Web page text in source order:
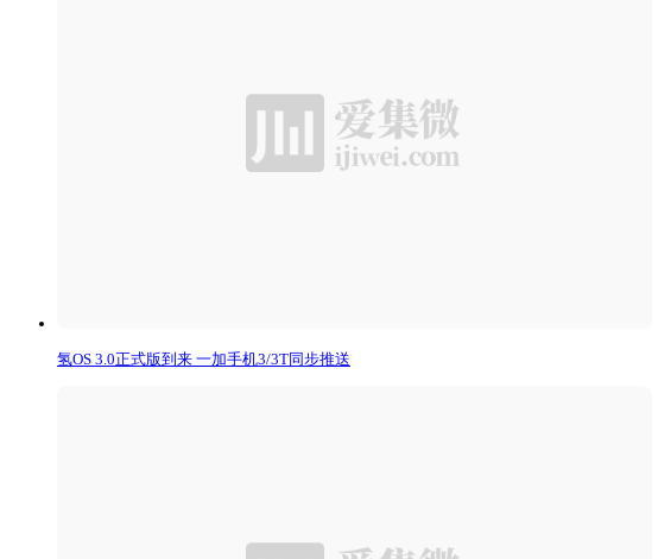
氢OS 3.0正式版到来 一加手机3/3T同步推送